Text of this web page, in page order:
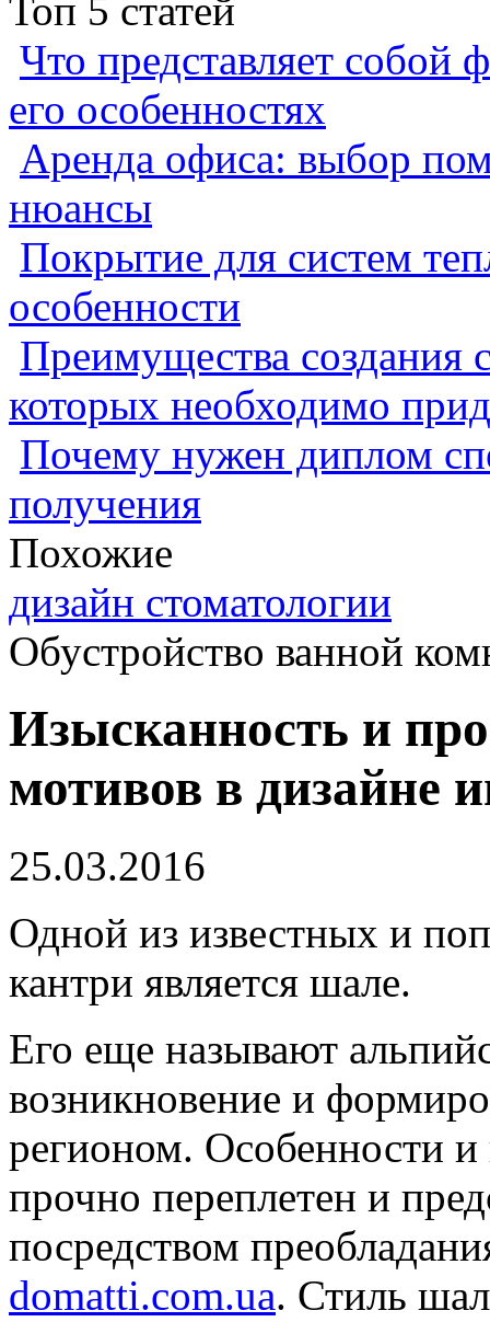
Топ 5 статей
Что представляет собой
его особенностях
Аренда офиса: выбор
нюансы
Покрытие для систем
особенности
Преимущества создания
которых необходимо
Почему нужен диплом
получения
Похожие
дизайн стоматологии
Обустройство ванной
Изысканность и
мотивов в дизайне
25.03.2016
Одной из известных и
кантри является шале.
Его еще называют
возникновение и
регионом. Особенности
прочно переплетен и
посредством
domatti.com.ua. Стиль